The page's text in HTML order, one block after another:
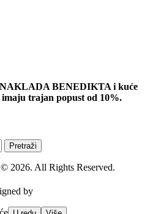
NAKLADA BENEDIKTA i kuće
trajan popust od 10%.
Pretraži
2026. All Rights Reserved.
by